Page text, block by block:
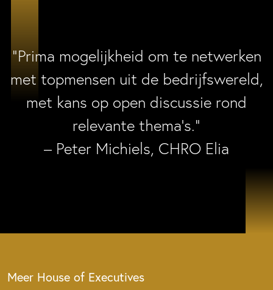
“Prima mogelijkheid om te netwerken
met topmensen uit de bedrijfswereld,
met kans op open discussie rond
relevante thema’s.”
– Peter Michiels, CHRO Elia
Meer House of Executives